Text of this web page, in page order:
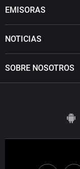
EMISORAS
NOTICIAS
SOBRE NOSOTROS